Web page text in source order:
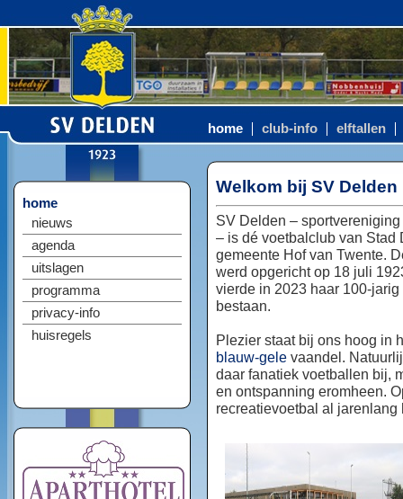
home club-info elftallen
home
nieuws
agenda
uitslagen
programma
privacy-info
huisregels
Welkom bij SV Delden
SV Delden –
– is dé voetbalclub van Stad
gemeente Hof van Twente.
werd opgericht op 18 juli
vierde in 2023 haar 100-jarig
bestaan.
Plezier staat bij ons hoog in
blauw-gele vaandel.
daar fanatiek voetballen bij,
en ontspanning eromheen.
recreatievoetbal al jarenlang